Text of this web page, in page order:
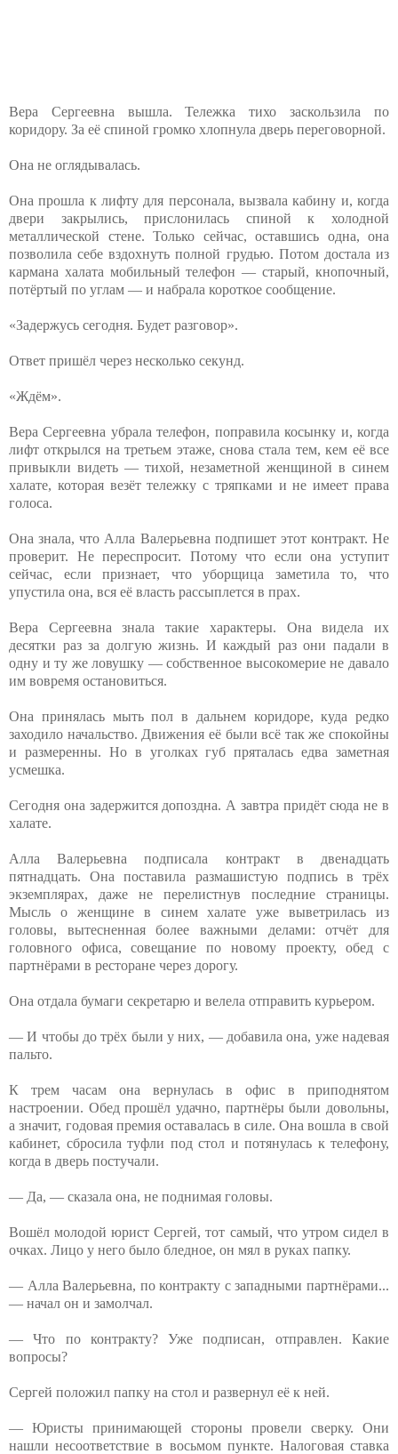
Вера Сергеевна вышла. Тележка тихо заскользила по
коридору. За её спиной громко хлопнула дверь переговорной.
Она не оглядывалась.
Она прошла к лифту для персонала, вызвала кабину и, когда
двери закрылись, прислонилась спиной к холодной
металлической стене. Только сейчас, оставшись одна, она
позволила себе вздохнуть полной грудью. Потом достала из
кармана халата мобильный телефон — старый, кнопочный,
потёртый по углам — и набрала короткое сообщение.
«Задержусь сегодня. Будет разговор».
Ответ пришёл через несколько секунд.
«Ждём».
Вера Сергеевна убрала телефон, поправила косынку и, когда
лифт открылся на третьем этаже, снова стала тем, кем её все
привыкли видеть — тихой, незаметной женщиной в синем
халате, которая везёт тележку с тряпками и не имеет права
голоса.
Она знала, что Алла Валерьевна подпишет этот контракт. Не
проверит. Не переспросит. Потому что если она уступит
сейчас, если признает, что уборщица заметила то, что
упустила она, вся её власть рассыплется в прах.
Вера Сергеевна знала такие характеры. Она видела их
десятки раз за долгую жизнь. И каждый раз они падали в
одну и ту же ловушку — собственное высокомерие не давало
им вовремя остановиться.
Она принялась мыть пол в дальнем коридоре, куда редко
заходило начальство. Движения её были всё так же спокойны
и размеренны. Но в уголках губ пряталась едва заметная
усмешка.
Сегодня она задержится допоздна. А завтра придёт сюда не в
халате.
Алла Валерьевна подписала контракт в двенадцать
пятнадцать. Она поставила размашистую подпись в трёх
экземплярах, даже не перелистнув последние страницы.
Мысль о женщине в синем халате уже выветрилась из
головы, вытесненная более важными делами: отчёт для
головного офиса, совещание по новому проекту, обед с
партнёрами в ресторане через дорогу.
Она отдала бумаги секретарю и велела отправить курьером.
— И чтобы до трёх были у них, — добавила она, уже надевая
пальто.
К трем часам она вернулась в офис в приподнятом
настроении. Обед прошёл удачно, партнёры были довольны,
а значит, годовая премия оставалась в силе. Она вошла в свой
кабинет, сбросила туфли под стол и потянулась к телефону,
когда в дверь постучали.
— Да, — сказала она, не поднимая головы.
Вошёл молодой юрист Сергей, тот самый, что утром сидел в
очках. Лицо у него было бледное, он мял в руках папку.
— Алла Валерьевна, по контракту с западными партнёрами...
— начал он и замолчал.
— Что по контракту? Уже подписан, отправлен. Какие
вопросы?
Сергей положил папку на стол и развернул её к ней.
— Юристы принимающей стороны провели сверку. Они
нашли несоответствие в восьмом пункте. Налоговая ставка